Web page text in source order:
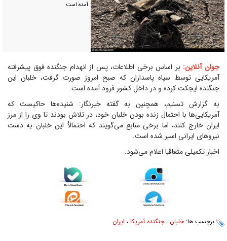
آمده است.
جوان آنلاین: بر اساس برخی اطلاعات، پس از انهدام جنگنده فوق پیشرفته
آمریکایی توسط سپاه پاسداران که صبح امروز صورت گرفت، خلبان این
جنگنده ایجکت کرده و در داخل کشور فرود آمده است.
به گزارش تسنیم، همچنین به گفته خبرنگار: شنیده‌ها حاکیست که
آمریکایی‌ها با احتمال زنده بودن خلبان خود، در تلاش بودند تا وی را از مرز
ایران خارج کنند، اما برخی منابع می‌گویند که احتمالاْ این خلبان به دست
نیرو‌های ایرانی اسیر شده است.
اخبار تکمیلی متعاقبا اعلام می‌شود.
برچسب ها:خلبان ،جنگنده آمریکا ، ایران